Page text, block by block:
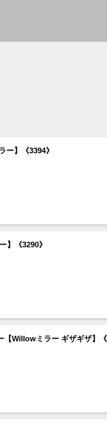
ー】《3394》
】《3290》
Willowミラー ギザギザ】《